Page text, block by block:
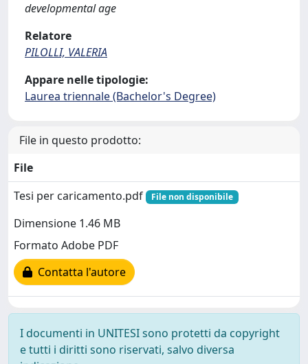
developmental age
Relatore
PILOLLI, VALERIA
Appare nelle tipologie:
Laurea triennale (Bachelor's Degree)
File in questo prodotto:
File
Tesi per caricamento.pdf
File non disponibile
Dimensione 1.46 MB
Formato Adobe PDF
Contatta l'autore
I documenti in UNITESI sono protetti da copyright
e tutti i diritti sono riservati, salvo diversa